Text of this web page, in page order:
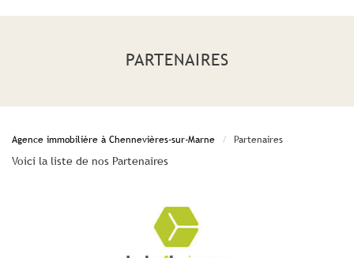
PARTENAIRES
Agence immobilière à Chennevières-sur-Marne Partenaires
Voici la liste de nos Partenaires